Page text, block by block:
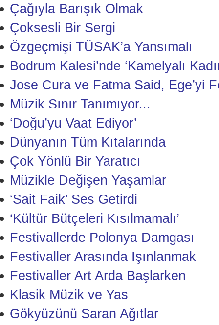
Çağıyla Barışık Olmak
Çoksesli Bir Sergi
Özgeçmişi TÜSAK’a Yansımalı
Bodrum Kalesi’nde ‘Kamelyalı
Jose Cura ve Fatma Said, Ege’yi
Müzik Sınır Tanımıyor...
‘Doğu’yu Vaat Ediyor’
Dünyanın Tüm Kıtalarında
Çok Yönlü Bir Yaratıcı
Müzikle Değişen Yaşamlar
‘Sait Faik’ Ses Getirdi
‘Kültür Bütçeleri Kısılmamalı’
Festivallerde Polonya Damgası
Festivaller Arasında Işınlanmak
Festivaller Art Arda Başlarken
Klasik Müzik ve Yas
Gökyüzünü Saran Ağıtlar